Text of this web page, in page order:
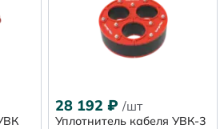
28 192 ₽ /шт
Уплотнитель кабеля УВК-3